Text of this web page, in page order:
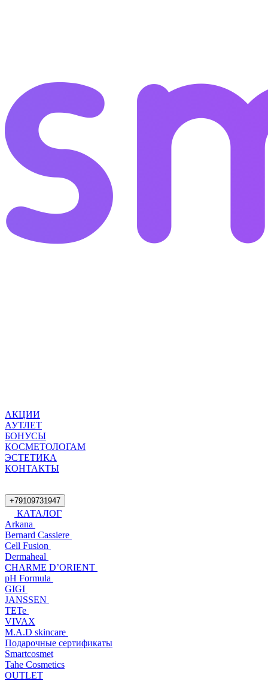
АКЦИИ
АУТЛЕТ
БОНУСЫ
КОСМЕТОЛОГАМ
ЭСТЕТИКА
КОНТАКТЫ
+79109731947
КАТАЛОГ
Arkana
Bernard Cassiere
Cell Fusion
Dermaheal
CHARME D’ORIENT
pH Formula
GIGI
JANSSEN
TETe
VIVAX
M.A.D skincare
Подарочные сертификаты
Smartcosmet
Tahe Cosmetics
OUTLET